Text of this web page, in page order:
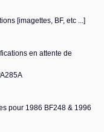
[imagettes, BF, etc ...]
en attente de
pour 1986 BF248 & 1996